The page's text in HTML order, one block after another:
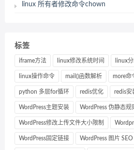
linux 所有者修改命令chown
标签
iframe方法 linux修改系统时间 linux分
linux操作命令 mail()函数解析 more命
python 多层for循环 redis优化 redis安
WordPress主题安装 WordPress 伪静态规
WordPress修改上传文件大小限制
WordPress固定链接 WordPress 图片 SEO